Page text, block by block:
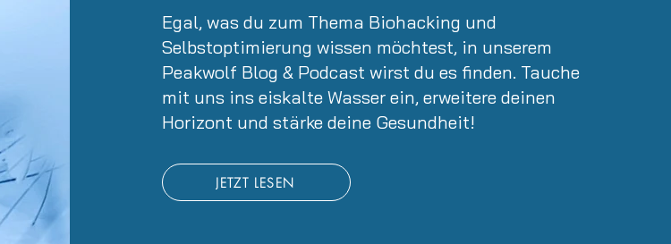
Egal, was du zum Thema Biohacking und
Selbstoptimierung wissen möchtest, in unserem
Peakwolf Blog & Podcast wirst du es finden. Tauche
mit uns ins eiskalte Wasser ein, erweitere deinen
Horizont und stärke deine Gesundheit!
JETZT LESEN